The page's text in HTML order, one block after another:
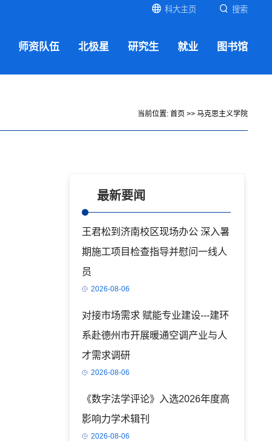
科大主页 搜索
师资队伍 北极星 研究生 就业 图书馆
当前位置: 首页 >> 马克思主义学院
最新要闻
王君松到济南校区现场办公 深入暑
期施工项目检查指导并慰问一线人
员
2026-08-06
对接市场需求 赋能专业建设---建环
系赴德州市开展暖通空调产业与人
才需求调研
2026-08-06
《数字法学评论》入选2026年度高
影响力学术辑刊
2026-08-06